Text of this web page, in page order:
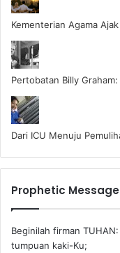
Kementerian Agama
Pertobatan Billy
Dari ICU Menuju
Prophetic
Beginilah firman
tumpuan kaki-Ku;